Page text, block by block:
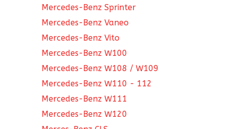
Mercedes-Benz Sprinter
Mercedes-Benz Vaneo
Mercedes-Benz Vito
Mercedes-Benz W100
Mercedes-Benz W108 / W109
Mercedes-Benz W110 - 112
Mercedes-Benz W111
Mercedes-Benz W120